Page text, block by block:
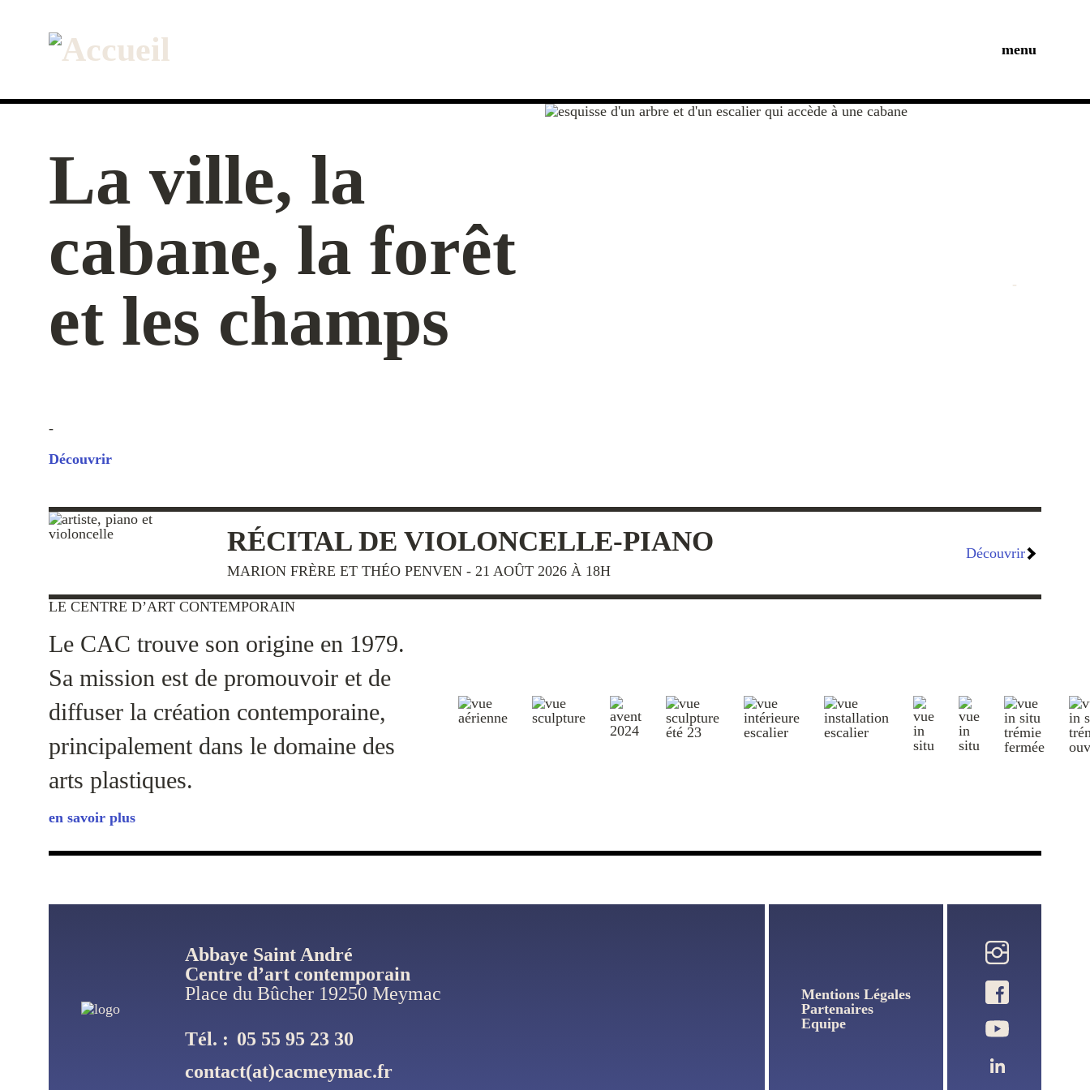
menu
La ville, la
cabane, la forêt
et les champs
-
Découvrir
-
RÉCITAL DE VIOLONCELLE-PIANO
MARION FRÈRE ET THÉO PENVEN - 21 AOÛT 2026 À 18H
Découvrir
LE CENTRE D’ART CONTEMPORAIN
Le CAC trouve son origine en 1979.
Sa mission est de promouvoir et de
diffuser la création contemporaine,
principalement dans le domaine des
arts plastiques.
en savoir plus
Abbaye Saint André
Centre d’art contemporain
Place du Bûcher 19250 Meymac
Tél. : 05 55 95 23 30
contact(at)cacmeymac.fr
Mentions Légales
Partenaires
Equipe